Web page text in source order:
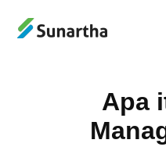
Apa